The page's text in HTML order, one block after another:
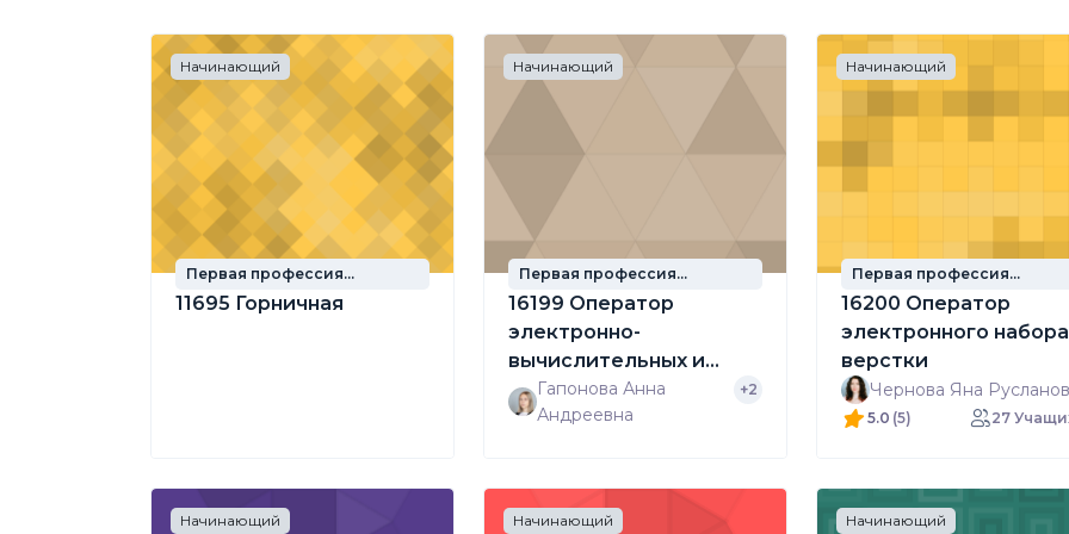
Начинающий
Первая профессия
школьника
11695 Горничная
Начинающий
Первая профессия
школьника
16199 Оператор
электронно-
вычислительных и
вычислительных машин
Гапонова Анна
Андреевна
+2
Начинающий
Первая профессия
школьника
16200 Оператор
электронного
верстки
Чернова Яна
5.0 (5) 27
Начинающий Начинающий Начинающий